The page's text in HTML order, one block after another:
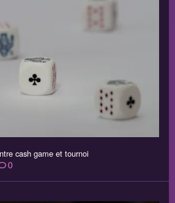
cash game et tournoi
0